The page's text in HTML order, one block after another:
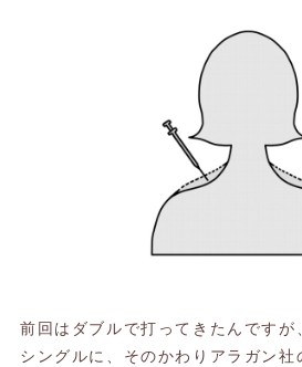
前回はダブルで打ってきたんですが
シングルに、そのかわりアラガン社